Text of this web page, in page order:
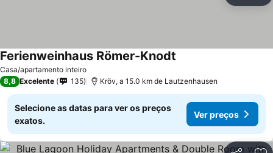
Casa/apartamento inteiro
Ferienweinhaus Römer-Knodt
8,8 Excelente 135 Kröv, a 15.0 km de Lautzenhausen
Selecione as datas para ver os preços
exatos.
Ver preços